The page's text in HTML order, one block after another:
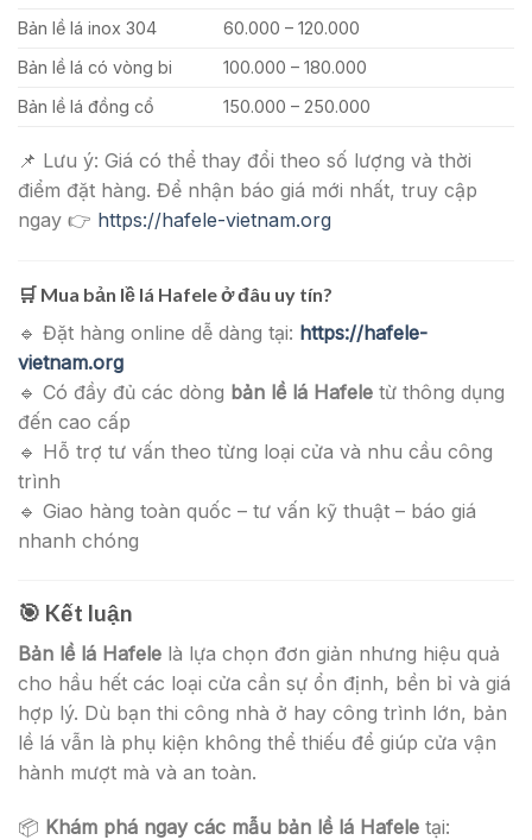
Bản lề lá inox 304
60.000 – 120.000
Bản lề lá có vòng bi
100.000 – 180.000
Bản lề lá đồng cổ
150.000 – 250.000
📌 Lưu ý: Giá có thể thay đổi theo số lượng và thời
điểm đặt hàng. Để nhận báo giá mới nhất, truy cập
ngay 👉 https://hafele-vietnam.org
🛒 Mua bản lề lá Hafele ở đâu uy tín?
🔹 Đặt hàng online dễ dàng tại: https://hafele-
vietnam.org
🔹 Có đầy đủ các dòng bản lề lá Hafele từ thông dụng
đến cao cấp
🔹 Hỗ trợ tư vấn theo từng loại cửa và nhu cầu công
trình
🔹 Giao hàng toàn quốc – tư vấn kỹ thuật – báo giá
nhanh chóng
🎯 Kết luận
Bản lề lá Hafele là lựa chọn đơn giản nhưng hiệu quả
cho hầu hết các loại cửa cần sự ổn định, bền bỉ và giá
hợp lý. Dù bạn thi công nhà ở hay công trình lớn, bản
lề lá vẫn là phụ kiện không thể thiếu để giúp cửa vận
hành mượt mà và an toàn.
📦 Khám phá ngay các mẫu bản lề lá Hafele tại: